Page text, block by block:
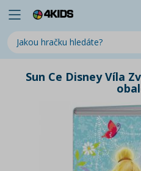
Sun Ce Disney Víla